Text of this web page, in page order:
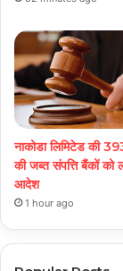
नाकोडा लिमिटेड की
की जब्त संपत्ति बैंकों को
आदेश
1 hour ago